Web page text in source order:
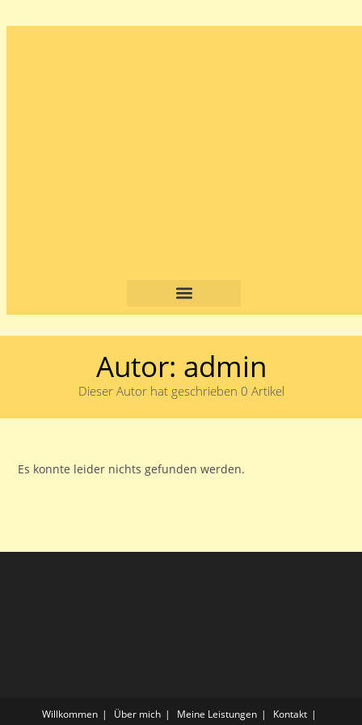
Autor: admin
Dieser Autor hat geschrieben 0 Artikel
Es konnte leider nichts gefunden werden.
Willkommen Über mich Meine Leistungen
Kontakt